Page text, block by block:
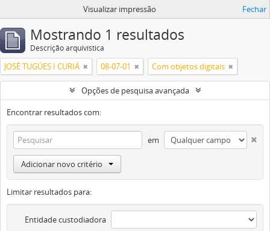
Visualizar impressão Fechar
Mostrando 1 resultados
Descrição arquivística
JOSÉ TUGÚES I CURIÁ 08-07-01 Com objetos digitais
Opções de pesquisa avançada
Encontrar resultados com:
em
Adicionar novo critério
Limitar resultados para:
Entidade custodiadora